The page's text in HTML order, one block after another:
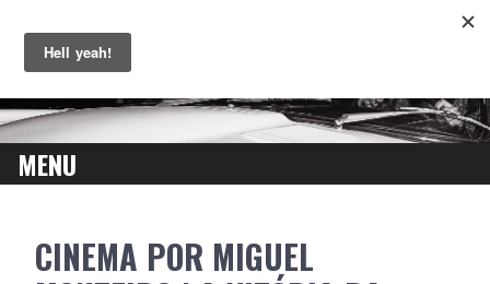
MENU
CONTENTCINEMA POR MIGUEL